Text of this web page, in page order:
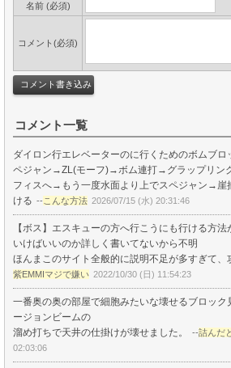
名前 (必須)
コメント(必須)
コメント一覧
ダイロン行エレベーターのに行くためのボムブ
ペジャン→ZL(モーフ)→ボム連打→グラップリン
フィスへ→もう一度水面より上でスペジャン→崖
ける -- こんな方法 2026/07/15 (水) 20:31:46
【ボス】エスキューの方へ行こうにも行ける方
いけばいいのか詳しく書いてないから不明
ほんまこのサイト全般的に説明不足が多すぎて
紫EMMIマジで嫌い 2022/10/30 (日) 11:54:23
一番奥の奥の部屋で細胞みたいな壊せるブロック
ージョンビームの
溜め打ちで天井の仕掛けが壊せました。
--詰んだ
02:03:06